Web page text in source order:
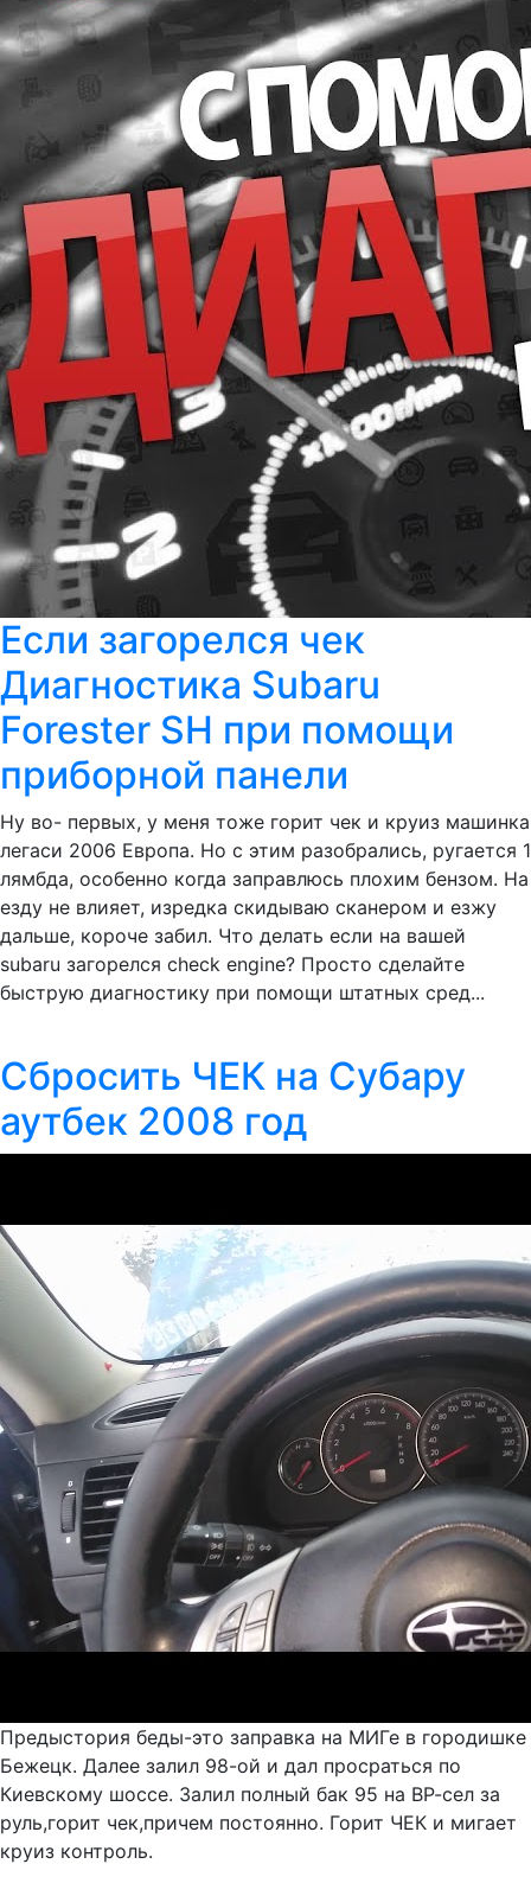
Если загорелся чек
Диагностика Subaru
Forester SH при помощи
приборной панели
Ну во- первых, у меня тоже горит чек и круиз машинка
легаси 2006 Европа. Но с этим разобрались, ругается 1
лямбда, особенно когда заправлюсь плохим бензом. На
езду не влияет, изредка скидываю сканером и езжу
дальше, короче забил. Что делать если на вашей
subaru загорелся check engine? Просто сделайте
быструю диагностику при помощи штатных сред...
Сбросить ЧЕК на Субару
аутбек 2008 год
Предыстория беды-это заправка на МИГе в городишке
Бежецк. Далее залил 98-ой и дал просраться по
Киевскому шоссе. Залил полный бак 95 на ВР-сел за
руль,горит чек,причем постоянно. Горит ЧЕК и мигает
круиз контроль.